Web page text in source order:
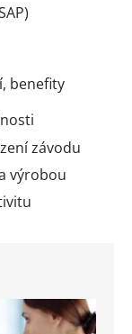
benefity
závodu
výrobou